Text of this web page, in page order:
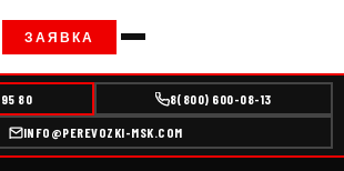
ЗАЯВКА
80 8(800) 600-08-13
INFO@PEREVOZKI-MSK.COM